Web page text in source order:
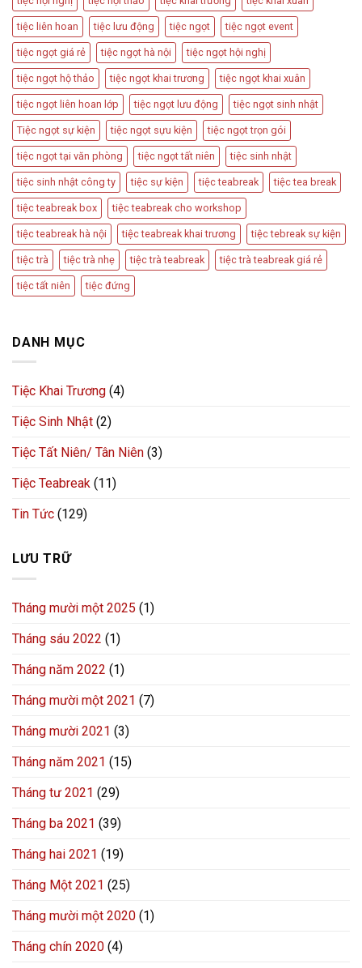
Quan
Trọng
tiệc liên hoan tiệc lưu động tiệc ngọt tiệc ngọt event
tiệc ngọt giá rẻ tiệc ngọt hà nội tiệc ngọt hội nghị
tiệc ngọt hộ thảo tiệc ngọt khai trương tiệc ngọt khai xuân
tiệc ngọt liên hoan lớp tiệc ngọt lưu động tiệc ngọt sinh nhật
Tiệc ngọt sự kiện tiệc ngọt sựu kiện tiệc ngọt trọn gói
tiệc ngọt tại văn phòng tiệc ngọt tất niên tiệc sinh nhật
tiệc sinh nhật công ty tiệc sự kiện tiệc teabreak tiệc tea break
tiệc teabreak box tiệc teabreak cho workshop
tiệc teabreak hà nội tiệc teabreak khai trương tiệc tebreak sự kiện
tiệc trà tiệc trà nhẹ tiệc trà teabreak tiệc trà teabreak giá rẻ
tiệc tất niên tiệc đứng
DANH MỤC
Tiệc Khai Trương (4)
Tiệc Sinh Nhật (2)
Tiệc Tất Niên/ Tân Niên (3)
Tiệc Teabreak (11)
Tin Tức (129)
LƯU TRỮ
Tháng mười một 2025 (1)
Tháng sáu 2022 (1)
Tháng năm 2022 (1)
Tháng mười một 2021 (7)
Tháng mười 2021 (3)
Tháng năm 2021 (15)
Tháng tư 2021 (29)
Tháng ba 2021 (39)
Tháng hai 2021 (19)
Tháng Một 2021 (25)
Tháng mười một 2020 (1)
Tháng chín 2020 (4)